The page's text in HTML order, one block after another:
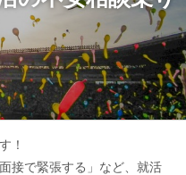
！
接で緊張する」など、就活